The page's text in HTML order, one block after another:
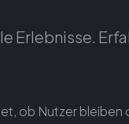
ob Nutzer